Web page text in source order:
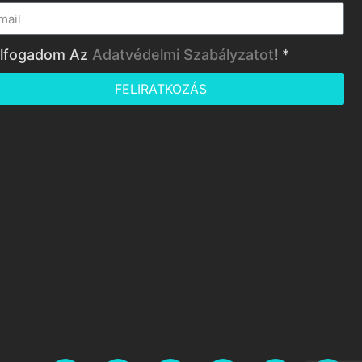
Az Adatvédelmi Szabályzatot! *
FELIRATKOZÁS